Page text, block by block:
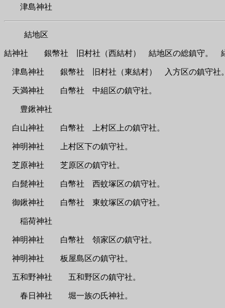
津島神社
結地区
結神社 銀幣社 旧村社（西結村） 結地区の総鎮守。 縁
津島神社 銀幣社 旧村社（東結村） 入方区の鎮守社
天満神社 白幣社 中組区の鎮守社。
豊鍬神社
白山神社 白幣社 上村区上の鎮守社。
神明神社 上村区下の鎮守社。
芝原神社 芝原区の鎮守社。
白髭神社 白幣社 西蚊塚区の鎮守社。
御鍬神社 白幣社 東蚊塚区の鎮守社。
稲荷神社
神明神社 白幣社 領家区の鎮守社。
神明神社 板屋島区の鎮守社。
五和野神社 五和野区の鎮守社。
春日神社 堀一族の氏神社。